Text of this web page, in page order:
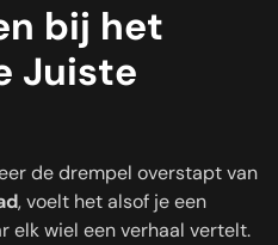
bij het
Juiste
de drempel overstapt van
, voelt het alsof je een
elk wiel een verhaal vertelt.